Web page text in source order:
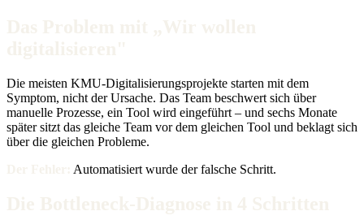
Die meisten KMU-Digitalisierungsprojekte starten mit dem
Symptom, nicht der Ursache. Das Team beschwert sich über
manuelle Prozesse, ein Tool wird eingeführt – und sechs Monate
später sitzt das gleiche Team vor dem gleichen Tool und beklagt sich
über die gleichen Probleme.
Automatisiert wurde der falsche Schritt.